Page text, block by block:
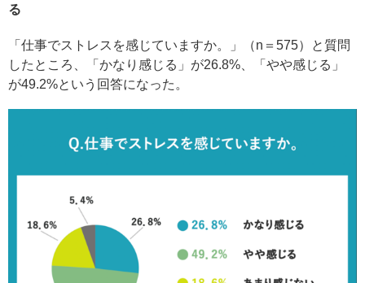
「仕事でストレスを感じていますか。」（n＝575）と質問
したところ、「かなり感じる」が26.8%、「やや感じる」
が49.2%という回答になった。